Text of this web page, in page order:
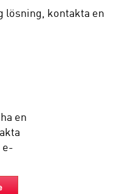
lösning, kontakta en
en
e-